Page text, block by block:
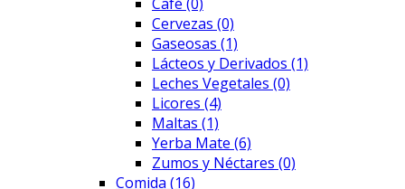
Cervezas (0)
Gaseosas (1)
Lácteos y Derivados (1)
Leches Vegetales (0)
Licores (4)
Maltas (1)
Yerba Mate (6)
Zumos y Néctares (0)
Comida (16)